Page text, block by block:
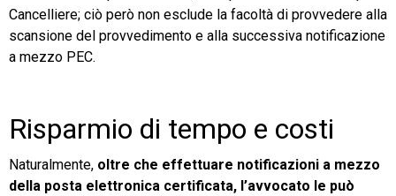
Cancelliere; ciò però non esclude la facoltà di provvedere alla
scansione del provvedimento e alla successiva notificazione
a mezzo PEC.
Risparmio di tempo e costi
Naturalmente, oltre che effettuare notificazioni a mezzo
della posta elettronica certificata, l’avvocato le può